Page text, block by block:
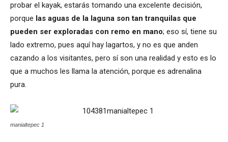
probar el kayak, estarás tomando una excelente decisión,
porque las aguas de la laguna son tan tranquilas que
pueden ser exploradas con remo en mano; eso sí, tiene su
lado extremo, pues aquí hay lagartos, y no es que anden
cazando a los visitantes, pero sí son una realidad y esto es lo
que a muchos les llama la atención, porque es adrenalina
pura.
manialtepec 1